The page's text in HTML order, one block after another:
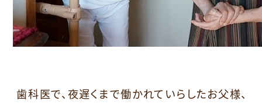
歯科医で、夜遅くまで働かれていらしたお父様、